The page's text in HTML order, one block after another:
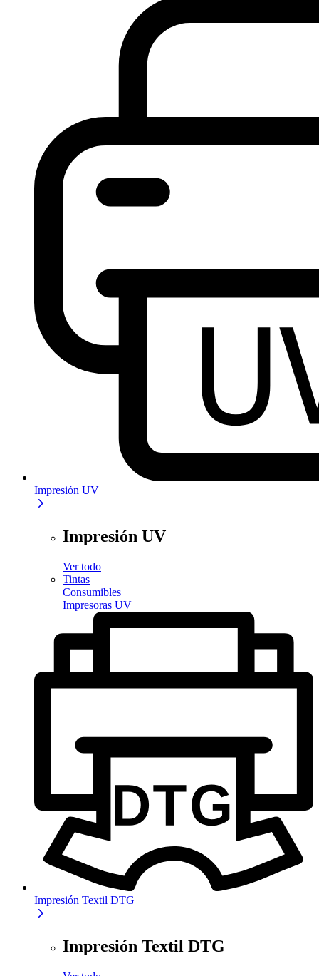
Impresión UV
Impresión UV
Ver todo
Tintas
Consumibles
Impresoras UV
Impresión Textil DTG
Impresión Textil DTG